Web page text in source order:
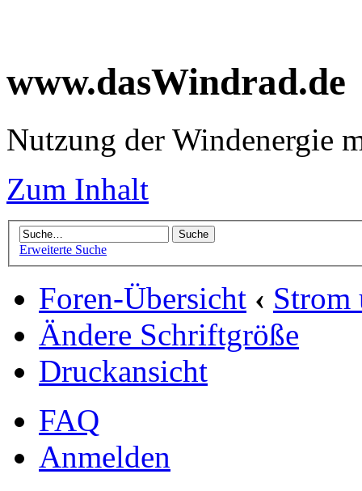
www.dasWindrad.de
Nutzung der Windenergie
Zum Inhalt
Erweiterte Suche
Foren-Übersicht ‹ Strom
Ändere Schriftgröße
Druckansicht
FAQ
Anmelden